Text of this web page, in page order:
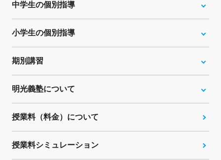
中学生の個別指導
小学生の個別指導
期別講習
明光義塾について
授業料（料金）について
授業料シミュレーション